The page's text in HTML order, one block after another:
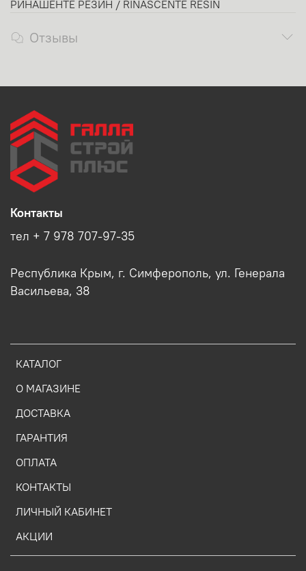
РИНАШЕНТЕ РЕЗИН / RINASCENTE RESIN
Отзывы
КАТАЛОГ
О МАГАЗИНЕ
ДОСТАВКА
ГАРАНТИЯ
ОПЛАТА
КОНТАКТЫ
ЛИЧНЫЙ КАБИНЕТ
АКЦИИ
Контакты
тел + 7 978 707-97-35
Республика Крым, г. Симферополь, ул. Генерала
Васильева, 38